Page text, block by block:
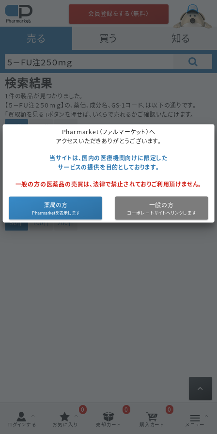
売る 買う 知る
会員登録をする（無料）
検索結果
1件の製品が見つかりました。
【 ５－ＦＵ注２５０ｍｇ】の、薬価、成分名、GS-1コード、は以下の通りです。
「買取額を見る」ボタンを押せば、いくらで売れるかご確認いただけます。
50件
100件 200件
５－ＦＵ注２５０ｍｇ
10瓶（1瓶×10）
協和キリン
買取対象外
50件 100件 200件
ログインする お気に入り
0
売却カート
0
購入カート
0
メニュー
Pharmarket（ファルマーケット）へ
アクセスいただきありがとうございます。
当サイトは、国内の医療機関向けに限定した
サービスの提供を目的としております。
一般の方の医薬品の売買は、法律で禁止されておりご利用頂けません。
薬局の方 一般の方